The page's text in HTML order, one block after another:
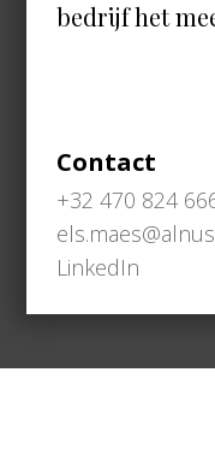
bedrijf het
Contact
+32 470 824
LinkedIn